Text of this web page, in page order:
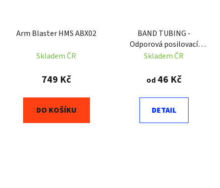
Arm Blaster HMS ABX02
Skladem ČR
749 Kč
DO KOŠÍKU
BAND TUBING -
Odporová posilovací
guma - LATEX FREE - 1 m
Skladem ČR
od46 Kč
DETAIL